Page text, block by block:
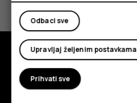
Da Ne
Istražite
O kompaniji
Odbaci sve
Upravljaj željenim postavkama
Prihvati sve